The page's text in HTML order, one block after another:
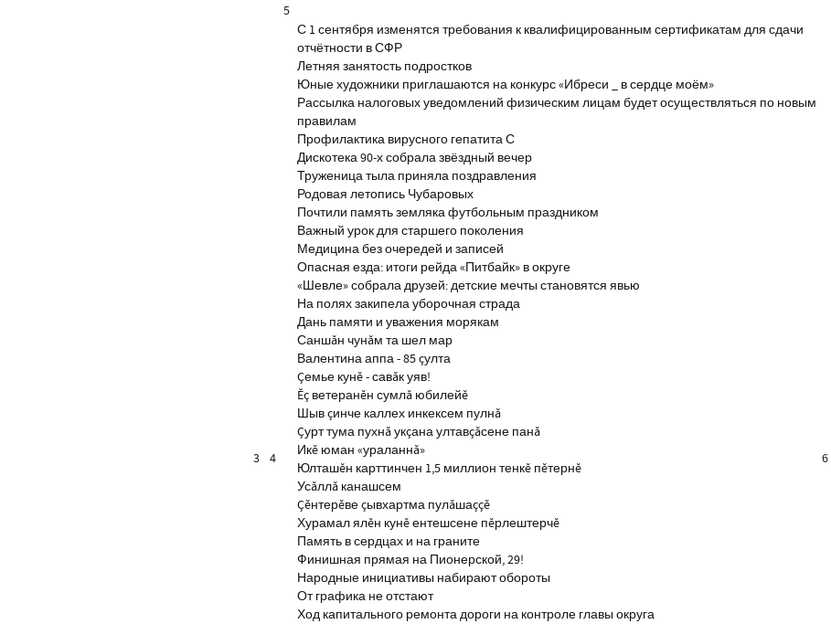
3 4
5
С 1 сентября изменятся требования к квалифицированным сертификатам для сдачи
отчётности в СФР
Летняя занятость подростков
Юные художники приглашаются на конкурс «Ибреси _ в сердце моём»
Рассылка налоговых уведомлений физическим лицам будет осуществляться по новым
правилам
Профилактика вирусного гепатита С
Дискотека 90-х собрала звёздный вечер
Труженица тыла приняла поздравления
Родовая летопись Чубаровых
Почтили память земляка футбольным праздником
Важный урок для старшего поколения
Медицина без очередей и записей
Опасная езда: итоги рейда «Питбайк» в округе
«Шевле» собрала друзей: детские мечты становятся явью
На полях закипела уборочная страда
Дань памяти и уважения морякам
Саншăн чунăм та шел мар
Валентина аппа - 85 çулта
Çемье кунĕ - савăк уяв!
Ĕç ветеранĕн сумлă юбилейĕ
Шыв çинче каллех инкексем пулнă
Çурт тума пухнă укçана ултавçăсене панă
Икĕ юман «ураланнă»
Юлташĕн карттинчен 1,5 миллион тенкĕ пĕтернĕ
Усăллă канашсем
Çĕнтерĕве çывхартма пулăшаççĕ
Хурамал ялĕн кунĕ ентешсене пĕрлештерчĕ
Память в сердцах и на граните
Финишная прямая на Пионерской, 29!
Народные инициативы набирают обороты
От графика не отстают
Ход капитального ремонта дороги на контроле главы округа
6